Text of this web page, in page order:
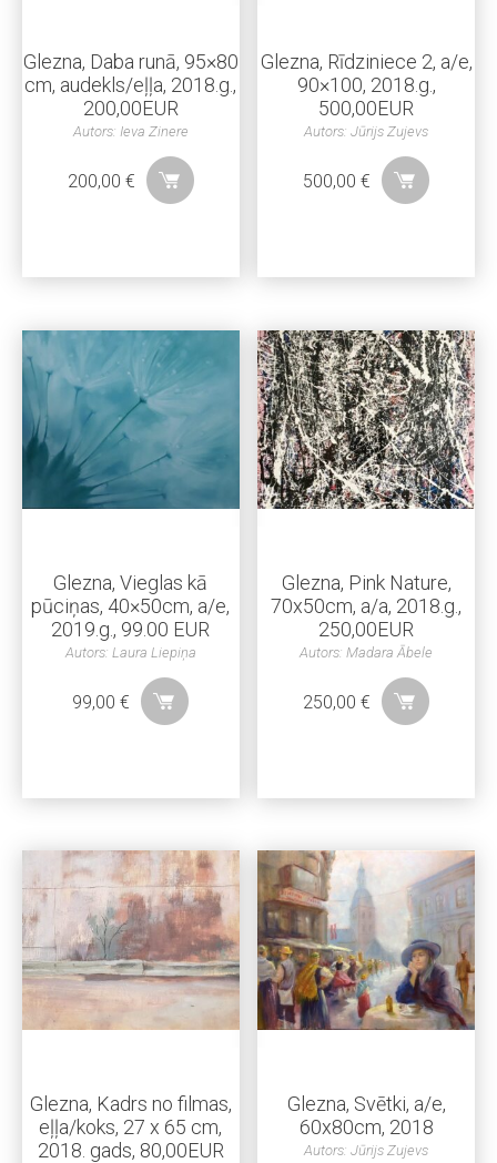
Glezna, Daba runā, 95×80
cm, audekls/eļļa, 2018.g.,
200,00EUR
Autors: Ieva Zinere
200,00 €
Glezna, Rīdziniece 2, a/e,
90×100, 2018.g.,
500,00EUR
Autors: Jūrijs Zujevs
500,00€
Glezna, Vieglas kā
pūciņas, 40×50cm, a/e,
2019.g., 99.00 EUR
Autors: Laura Liepiņa
99,00€
Glezna, Pink Nature,
70x50cm, a/a, 2018.g.,
250,00EUR
Autors: Madara Ābele
250,00€
Glezna, Kadrs no filmas,
eļļa/koks, 27 x 65 cm,
2018. gads, 80,00EUR
Glezna, Svētki, a/e,
60x80cm, 2018
Autors: Jūrijs Zujevs